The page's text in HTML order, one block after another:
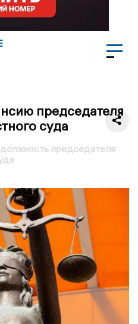
председателя
суда
председателя